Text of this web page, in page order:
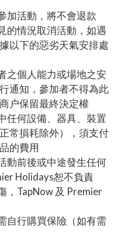
加活動，將不會退款
的情況取消活動，如遇
以下的惡劣天氣安排處
之個人能力或場地之安
通知，參加者不得為此
户保留最終決定權
任何設備、器具、裝置
常損耗除外），須支付
的費用
動前後或中途發生任何
Holidays恕不負責
，TapNow 及 Premier
自行購買保險（如有需